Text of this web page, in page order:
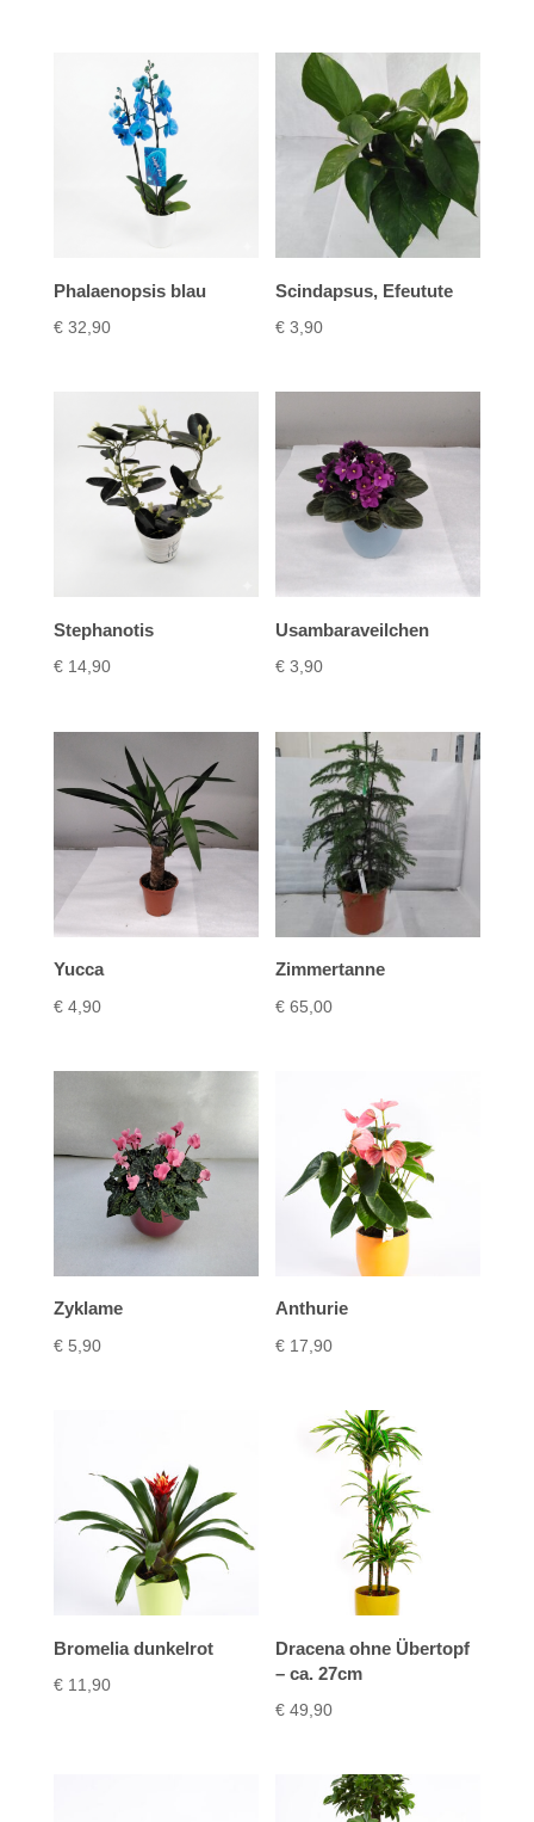
Phalaenopsis blau
€32,90
Scindapsus, Efeutute
€ 3,90
Stephanotis
€14,90
Usambaraveilchen
€ 3,90
Yucca
€4,90
Zimmertanne
€ 65,00
Zyklame
€5,90
Anthurie
€ 17,90
Bromelia dunkelrot
€11,90
Dracena ohne Übertopf
– ca. 27cm
€ 49,90